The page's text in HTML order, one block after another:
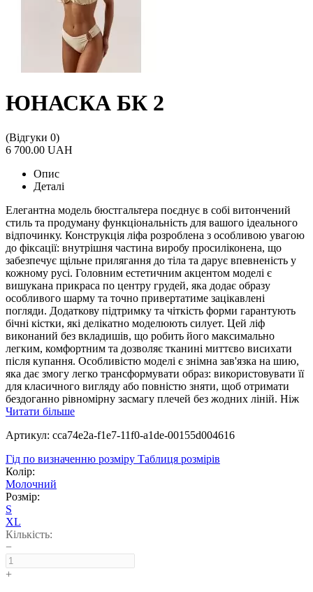
ЮНАСКА БК 2
(Відгуки 0)
6 700.00 UAH
Опис
Деталі
Елегантна модель бюстгальтера поєднує в собі витончений
стиль та продуману функціональність для вашого ідеального
відпочинку. Конструкція ліфа розроблена з особливою увагою
до фіксації: внутрішня частина виробу просиліконена, що
забезпечує щільне прилягання до тіла та дарує впевненість у
кожному русі. Головним естетичним акцентом моделі є
вишукана прикраса по центру грудей, яка додає образу
особливого шарму та точно привертатиме зацікавлені
погляди. Додаткову підтримку та чіткість форми гарантують
бічні кістки, які делікатно моделюють силует. Цей ліф
виконаний без вкладишів, що робить його максимально
легким, комфортним та дозволяє тканині миттєво висихати
після купання. Особливістю моделі є знімна зав'язка на шию,
яка дає змогу легко трансформувати образ: використовувати її
для класичного вигляду або повністю зняти, щоб отримати
бездоганно рівномірну засмагу плечей без жодних ліній. Ніж
Читати більше
Артикул: cca74e2a-f1e7-11f0-a1de-00155d004616
Гід по визначенню розміру Таблиця розмірів
Колір:
Молочний
Розмір:
S
XL
Кількість:
−
+